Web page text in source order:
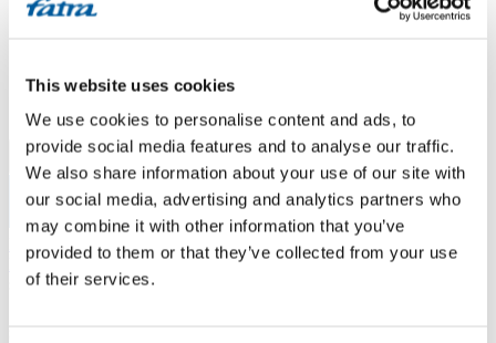
This website uses cookies
We use cookies to personalise content and ads, to
provide social media features and to analyse our traffic.
We also share information about your use of our site with
our social media, advertising and analytics partners who
may combine it with other information that you’ve
provided to them or that they’ve collected from your use
of their services.
Dlaždice FATRAFOL WALK 600
Ostatní doplňky
VŠECHNY PRODUKTY
Menu
Menu
Poradna/
svářečka